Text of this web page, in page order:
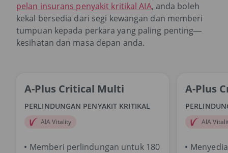
pelan insurans penyakit kritikal AIA, anda boleh
kekal bersedia dari segi kewangan dan memberi
tumpuan kepada perkara yang paling penting—
kesihatan dan masa depan anda.
A-Plus Critical Multi
PERLINDUNGAN PENYAKIT KRITIKAL
AIA Vitality
Memberi perlindungan untuk 180
A-Plus
AIA